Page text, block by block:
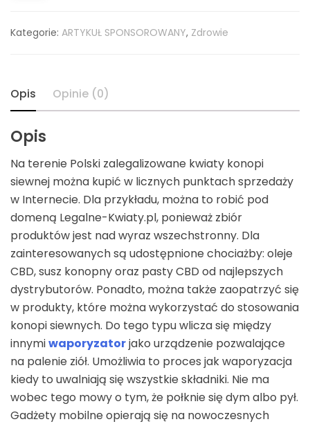
Kategorie: ARTYKUŁ SPONSOROWANY, Zdrowie
Opis Opinie (0)
Opis
Na terenie Polski zalegalizowane kwiaty konopi
siewnej można kupić w licznych punktach sprzedaży
w Internecie. Dla przykładu, można to robić pod
domeną Legalne-Kwiaty.pl, ponieważ zbiór
produktów jest nad wyraz wszechstronny. Dla
zainteresowanych są udostępnione chociażby: oleje
CBD, susz konopny oraz pasty CBD od najlepszych
dystrybutorów. Ponadto, można także zaopatrzyć się
w produkty, które można wykorzystać do stosowania
konopi siewnych. Do tego typu wlicza się między
innymiwaporyzatorjako urządzenie pozwalające
na palenie ziół. Umożliwia to proces jak waporyzacja
kiedy to uwalniają się wszystkie składniki. Nie ma
wobec tego mowy o tym, że połknie się dym albo pył.
Gadżety mobilne opierają się na nowoczesnych